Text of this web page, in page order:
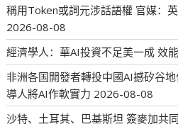
稱用Token或詞元涉話語權 官媒：
2026-08-08
經濟學人：華AI投資不足美一成 效
非洲各国開發者轉投中國AI撼矽谷
導人將AI作軟實力 2026-08-08
沙特、土耳其、巴基斯坦 簽麥加共